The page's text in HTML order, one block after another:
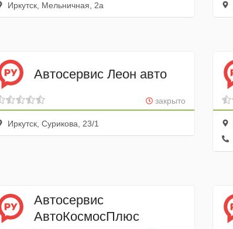
Иркутск, Мельничная, 2а
Автосервис Леон авто
закрыто
Иркутск, Сурикова, 23/1
Автосервис
АвтоКосмосПлюс